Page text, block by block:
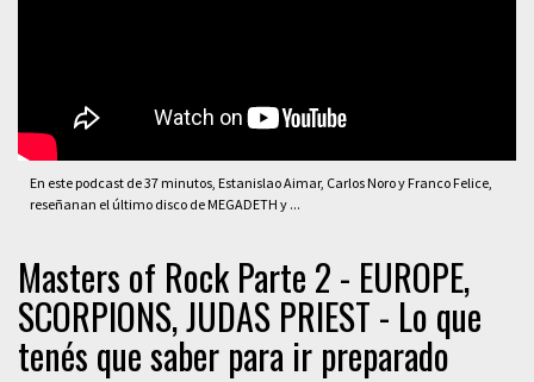
En este podcast de 37 minutos, Estanislao Aimar, Carlos Noro y Franco Felice,
reseñanan el último disco de MEGADETH y ...
Masters of Rock Parte 2 - EUROPE,
SCORPIONS, JUDAS PRIEST - Lo que
tenés que saber para ir preparado